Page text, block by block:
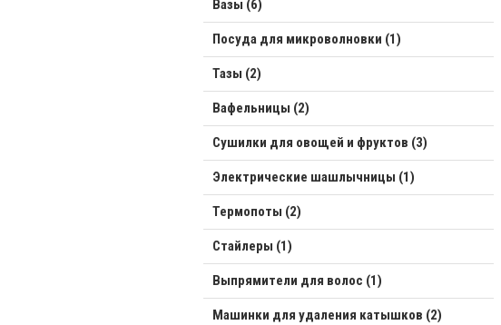
Вазы (6)
Посуда для микроволновки (1)
Тазы (2)
Вафельницы (2)
Сушилки для овощей и фруктов (3)
Электрические шашлычницы (1)
Термопоты (2)
Стайлеры (1)
Выпрямители для волос (1)
Машинки для удаления катышков (2)